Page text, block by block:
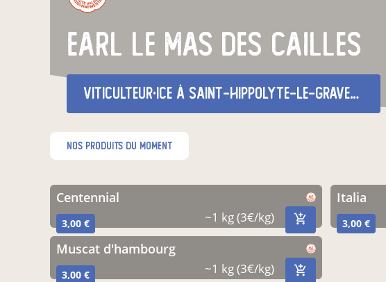
earl le mas des cailles
viticulteur·ice à Saint-Hippolyte-le-Graveyron
nos produits du moment
centennial
3,00 € ~1 kg (3€/kg)
italia
3,00 €
muscat d'hambourg
3,00 € ~1 kg (3€/kg)